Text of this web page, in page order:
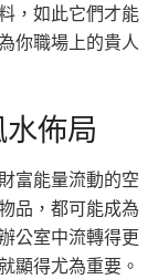
，如此它們才能
你職場上的貴人
佈局
富能量流動的空
品，都可能成為
公室中流轉得更
顯得尤為重要。